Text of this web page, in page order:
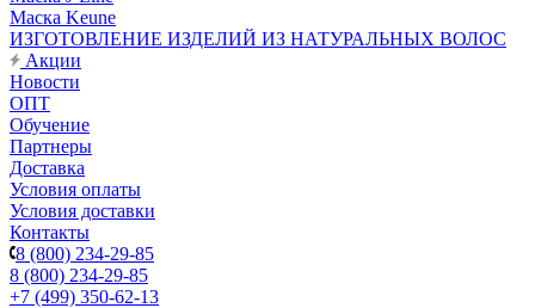
Маска Keune
ИЗГОТОВЛЕНИЕ ИЗДЕЛИЙ ИЗ НАТУРАЛЬНЫХ ВОЛОС
Акции
Новости
ОПТ
Обучение
Партнеры
Доставка
Условия оплаты
Условия доставки
Контакты
8 (800) 234-29-85
8 (800) 234-29-85
+7 (499) 350-62-13